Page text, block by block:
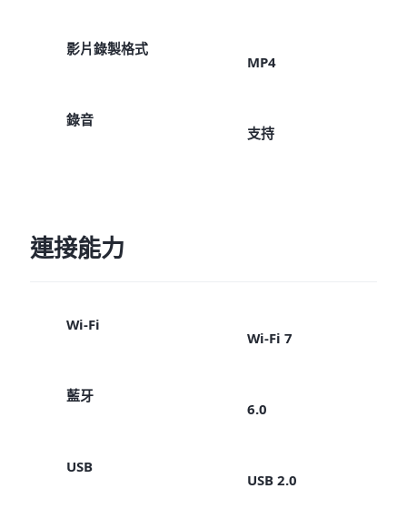
影片錄製格式
MP4
錄音
支持
連接能力
Wi-Fi
Wi-Fi 7
藍牙
6.0
USB
USB 2.0